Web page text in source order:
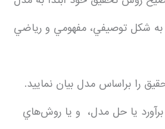
شكل توصيفي، مفهومي و رياضي
را براساس مدل بيان نماييد.
يا حل مدل، و يا روش‌هاي